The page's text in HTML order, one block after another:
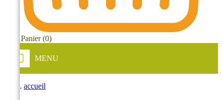
Mon Panier (0)
MENU
accueil